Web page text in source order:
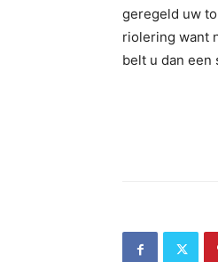
geregeld uw
riolering want
belt u dan een